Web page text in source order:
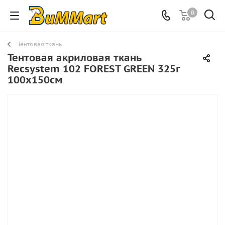
0
Тентовая ткань
Тентовая акриловая ткань
Recsystem 102 FOREST GREEN 325г
100х150см